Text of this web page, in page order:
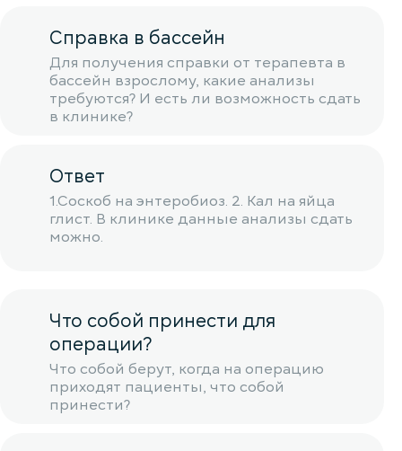
Справка в бассейн
Для получения справки от терапевта в
бассейн взрослому, какие анализы
требуются? И есть ли возможность сдать
в клинике?
Ответ
1.Соскоб на энтеробиоз. 2. Кал на яйца
глист. В клинике данные анализы сдать
можно.
Что собой принести для
операции?
Что собой берут, когда на операцию
приходят пациенты, что собой
принести?